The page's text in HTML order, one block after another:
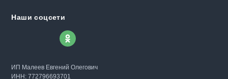
Наши соцсети
ИП Малеев Евгений Олегович
ИНН: 772796693701